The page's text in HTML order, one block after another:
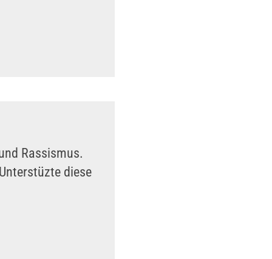
Rassismus.
diese